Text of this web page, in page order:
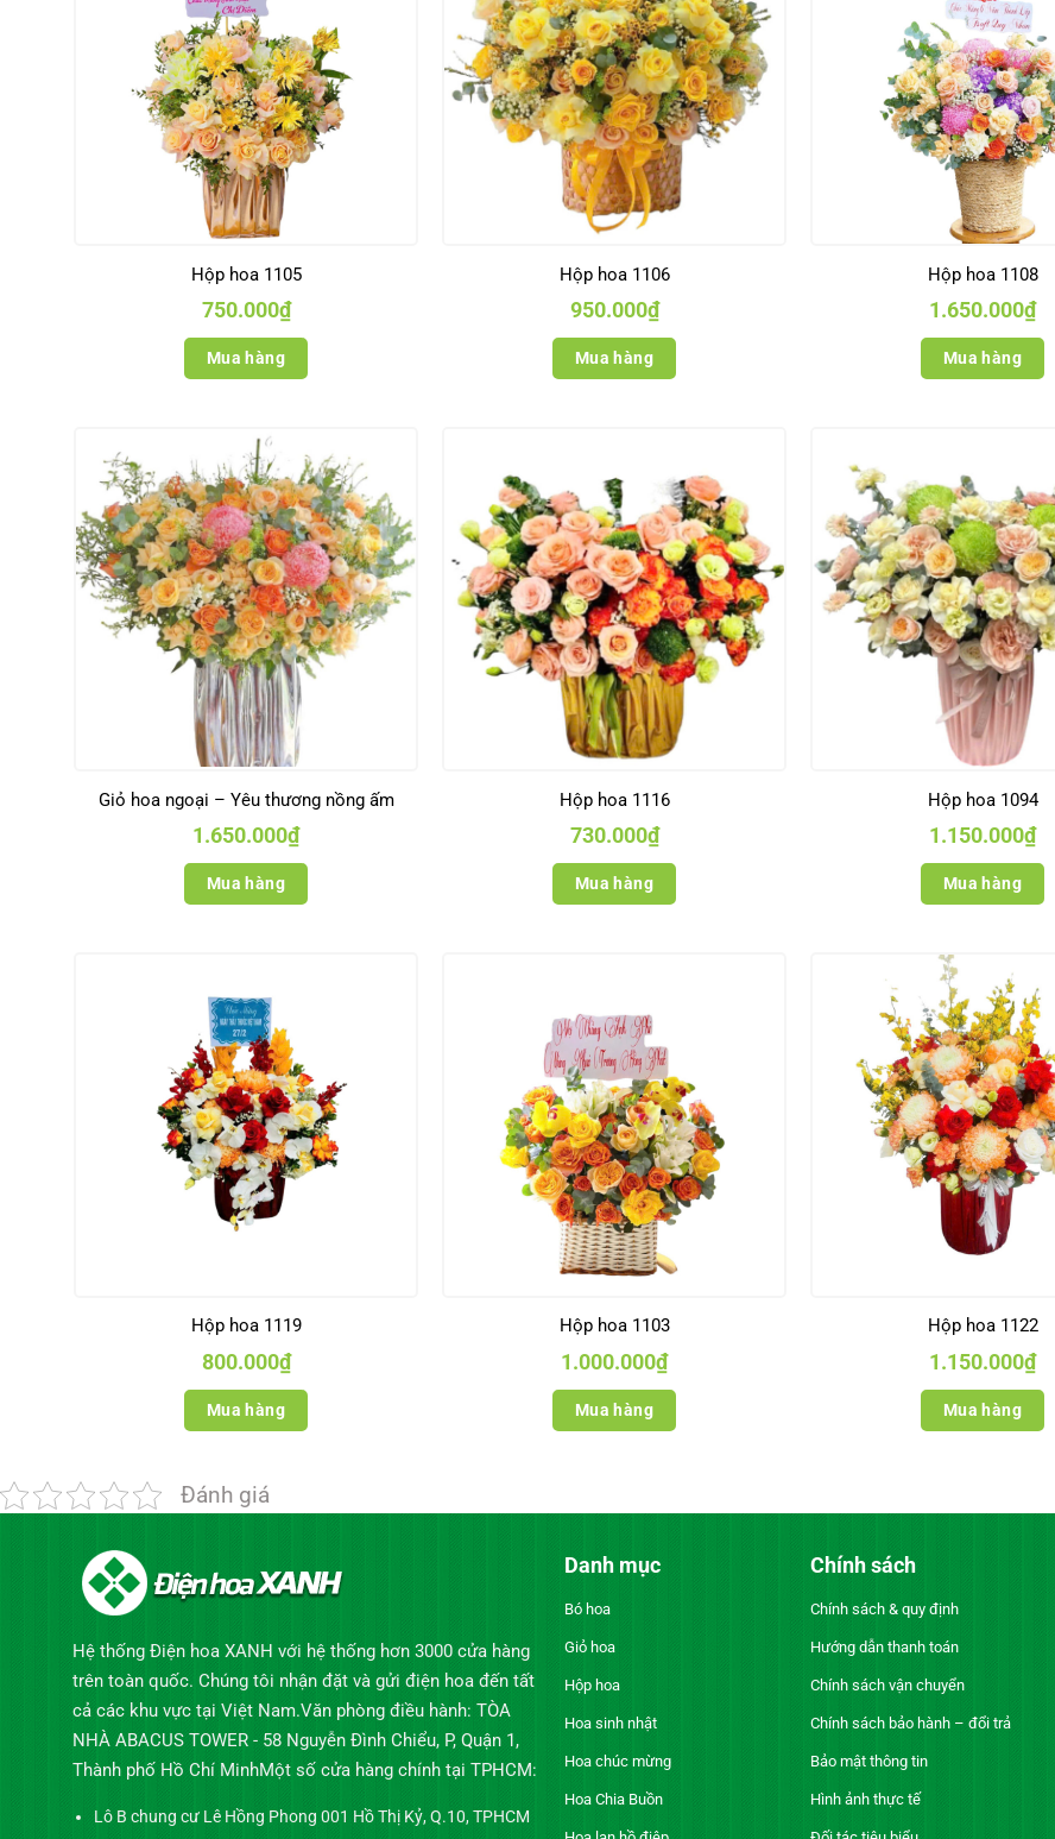
Hộp hoa 1105
750.000₫
Mua hàng
Hộp hoa 1106
950.000₫
Mua hàng
Hộp hoa 1108
1.650.000₫
Mua hàng
Giỏ hoa ngoại – Yêu thương nồng ấm
1.650.000₫
Mua hàng
Hộp hoa 1116
730.000₫
Mua hàng
Hộp hoa 1094
1.150.000₫
Mua hàng
Hộp hoa 1119
800.000₫
Mua hàng
Hộp hoa 1103
1.000.000₫
Mua hàng
Hộp hoa 1122
1.150.000₫
Mua hàng
Đánh giá
Hệ thống Điện hoa XANH với hệ thống hơn 3000 cửa hàng
trên toàn quốc. Chúng tôi nhận đặt và gửi điện hoa đến tất
cả các khu vực tại Việt Nam.Văn phòng điều hành: TÒA
NHÀ ABACUS TOWER - 58 Nguyễn Đình Chiểu, P, Quận 1,
Thành phố Hồ Chí MinhMột số cửa hàng chính tại TPHCM:
Lô B chung cư Lê Hồng Phong 001 Hồ Thị Kỷ, Q.10, TPHCM
Danh mục
Bó hoa
Giỏ hoa
Hộp hoa
Hoa sinh nhật
Hoa chúc mừng
Hoa Chia Buồn
Chính sách
Chính sách & quy định
Hướng dẫn thanh toán
Chính sách vận chuyển
Chính sách bảo hành – đổi trả
Bảo mật thông tin
Hình ảnh thực tế